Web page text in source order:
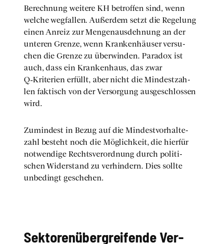
Berech­nung wei­te­re KH betrof­fen sind, wenn
wel­che weg­fal­len. Außer­dem setzt die Rege­lung
einen Anreiz zur Men­gen­aus­deh­nung an der
unte­ren Gren­ze, wenn Kran­ken­häu­ser ver­su­
chen die Gren­ze zu über­win­den. Para­dox ist
auch, dass ein Kran­ken­haus, das zwar
Q‑Kriterien erfüllt, aber nicht die Min­dest­zah­
len fak­tisch von der Ver­sor­gung aus­ge­schlos­sen
wird.
Zumin­dest in Bezug auf die Min­dest­vor­hal­te­
zahl besteht noch die Mög­lich­keit, die hier­für
not­wen­di­ge Rechts­ver­ord­nung durch poli­ti­
schen Wider­stand zu ver­hin­dern. Dies soll­te
unbe­dingt gesche­hen.
Sek­toren­über­grei­fen­de Ver­